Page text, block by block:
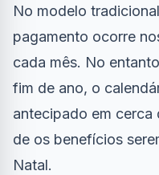
No modelo
pagamento ocorre
cada mês. No
fim de ano, o
antecipado em cerca
de os benefícios
Natal.